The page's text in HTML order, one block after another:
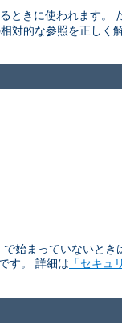
ときに使われます。
対的な参照を正しく
始まっていないとき
す。 詳細は 「セキュ